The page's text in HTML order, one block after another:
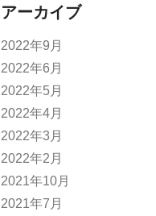
アーカイブ
2022年9月
2022年6月
2022年5月
2022年4月
2022年3月
2022年2月
2021年10月
2021年7月